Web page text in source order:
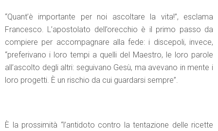
“Quant’è importante per noi ascoltare la vita!”, esclama
Francesco. L’apostolato dell’orecchio è il primo passo da
compiere per accompagnare alla fede: i discepoli, invece,
“preferivano i loro tempi a quelli del Maestro, le loro parole
all’ascolto degli altri: seguivano Gesù, ma avevano in mente i
loro progetti. È un rischio da cui guardarsi sempre”.
È la prossimità “l’antidoto contro la tentazione delle ricette